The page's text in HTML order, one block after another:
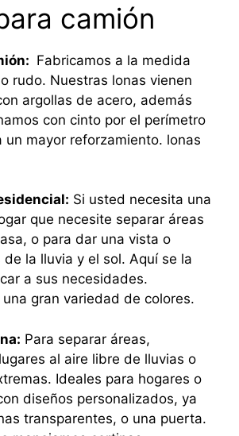
camión
Fabricamos a la medida
rudo. Nuestras lonas vienen
argollas de acero, además
con cinto por el perímetro
un mayor reforzamiento. lonas
Si usted necesita una
que necesite separar áreas
o para dar una vista o
la lluvia y el sol. Aquí se la
a sus necesidades.
gran variedad de colores.
Para separar áreas,
al aire libre de lluvias o
Ideales para hogares o
diseños personalizados, ya
transparentes, o una puerta.